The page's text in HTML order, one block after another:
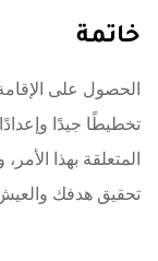
خاتمة
الحصول على
تخطيطًا جيدًا
المتعلقة بهذا
تحقيق هدفك